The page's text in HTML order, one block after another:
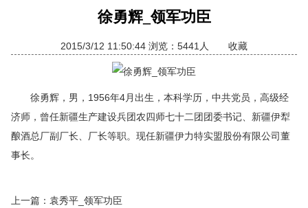
徐勇辉_领军功臣
2015/3/12 11:50:44 浏览：5441人 收藏
徐勇辉，男，1956年4月出生，本科学历，中共党员，高级经
济师，曾任新疆生产建设兵团农四师七十二团团委书记、新疆伊犁
酿酒总厂副厂长、厂长等职。现任新疆伊力特实盟股份有限公司董
事长。
上一篇： 袁秀平_领军功臣